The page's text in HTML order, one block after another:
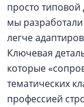
просто типовой
мы
легче
Ключевая
которые
тематических
профессией